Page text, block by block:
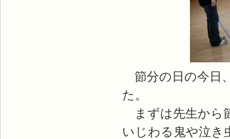
節分の日の今日
た。
まずは先生から
いじわる鬼や泣き